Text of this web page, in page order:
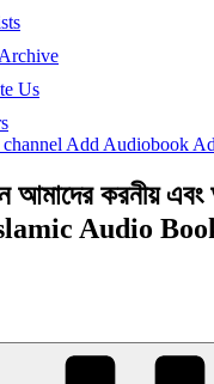
Us
Add Audiobook
আমাদের করনীয়
Islamic Audio